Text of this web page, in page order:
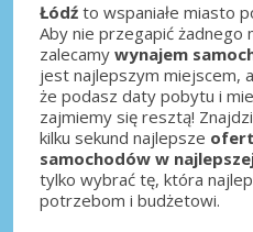
Łódź to wspaniałe miasto
Aby nie przegapić
zalecamy wynajem
jest najlepszym miejscem,
że podasz daty pobytu i
zajmiemy się resztą!
kilku sekund najlepsze
samochodów w
tylko wybrać tę, która
potrzebom i budżetowi.